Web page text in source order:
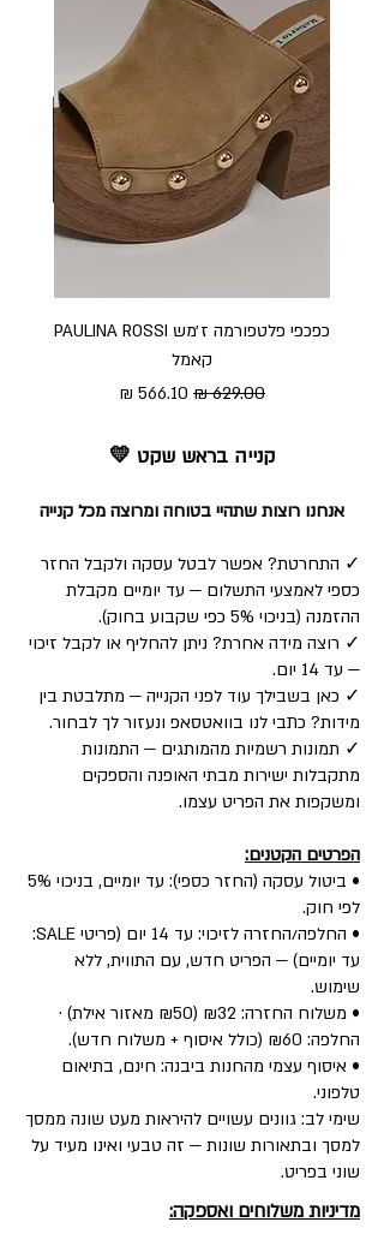
כפכפי פלטפורמה ז׳מש PAULINA ROSSI
קאמל
מחיר רגיל מחיר מבצע
קנייה בראש שקט 💛
אנחנו רוצות שתהיי בטוחה ומרוצה מכל קנייה
✓ התחרטת? אפשר לבטל עסקה ולקבל החזר
כספי לאמצעי התשלום — עד יומיים מקבלת
ההזמנה (בניכוי 5% כפי שקבוע בחוק).
✓ רוצה מידה אחרת? ניתן להחליף או לקבל זיכוי
— עד 14 יום.
✓ כאן בשבילך עוד לפני הקנייה — מתלבטת בין
מידות? כתבי לנו בוואטסאפ ונעזור לך לבחור.
✓ תמונות רשמיות מהמותגים — התמונות
מתקבלות ישירות מבתי האופנה והספקים
ומשקפות את הפריט עצמו.
הפרטים הקטנים:
• ביטול עסקה (החזר כספי): עד יומיים, בניכוי 5%
לפי חוק.
• החלפה/החזרה לזיכוי: עד 14 יום (פריטי SALE:
עד יומיים) — הפריט חדש, עם התווית, ללא
שימוש.
• משלוח החזרה: ₪32 (₪50 מאזור אילת) ·
החלפה: ₪60 (כולל איסוף + משלוח חדש).
• איסוף עצמי מהחנות ביבנה: חינם, בתיאום
טלפוני.
שימי לב: גוונים עשויים להיראות מעט שונה ממסך
למסך ובתאורות שונות — זה טבעי ואינו מעיד על
שוני בפריט.
מדיניות משלוחים ואספקה: